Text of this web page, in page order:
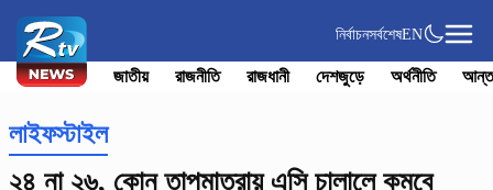
নির্বাচনসর্বশেষEN
জাতীয় রাজনীতি রাজধানী দেশজুড়ে অর্থনীতি
লাইফস্টাইল
২৪ না ২৬, কোন তাপমাত্রায় এসি চালালে কমবে